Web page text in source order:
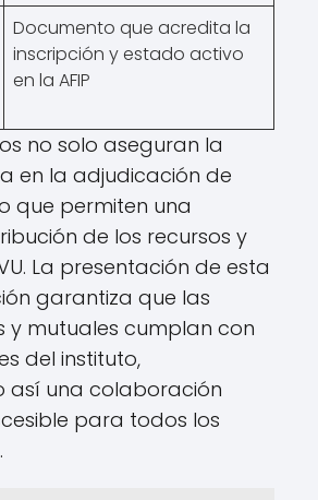
Documento que acredita la
inscripción y estado activo
en la AFIP
no solo aseguran la
en la adjudicación de
que permiten una
de los recursos y
La presentación de esta
garantiza que las
y mutuales cumplan con
del instituto,
así una colaboración
para todos los